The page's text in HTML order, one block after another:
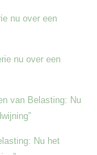
nu over een
nu over een
van Belasting: Nu
Nu het